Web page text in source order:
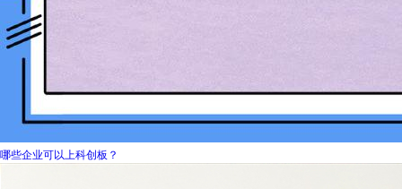
哪些企业可以上科创板？